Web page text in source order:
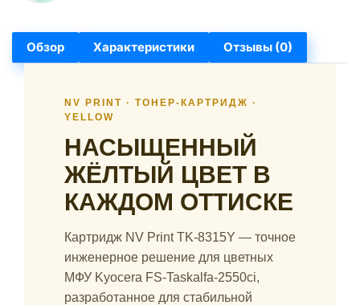
Обзор Характеристики Отзывы (0)
NV PRINT · ТОНЕР-КАРТРИДЖ ·
YELLOW
НАСЫЩЕННЫЙ
ЖЁЛТЫЙ ЦВЕТ В
КАЖДОМ ОТТИСКЕ
Картридж NV Print TK-8315Y — точное
инженерное решение для цветных
МФУ Kyocera FS-Taskalfa-2550ci,
разработанное для стабильной